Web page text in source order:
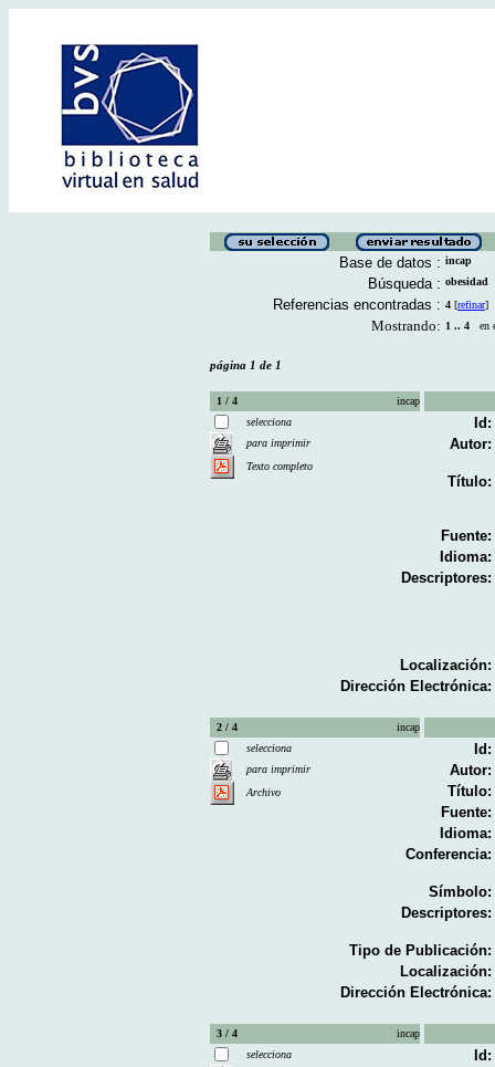
Base de datos : incap
Búsqueda : obesidad
Referencias encontradas : 4 [refinar]
Mostrando: 1 .. 4 en
página 1 de 1
1 / 4
incap
selecciona
para imprimir
Texto completo
Id:
Autor:
Título:
Fuente:
Idioma:
Descriptores:
Localización:
Dirección Electrónica:
2 / 4
incap
selecciona
para imprimir
Archivo
Id:
Autor:
Título:
Fuente:
Idioma:
Conferencia:
Símbolo:
Descriptores:
Tipo de Publicación:
Localización:
Dirección Electrónica:
3 / 4
incap
selecciona
Id: